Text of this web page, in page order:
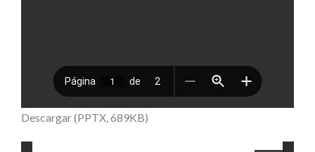
Descargar (PPTX, 689KB)